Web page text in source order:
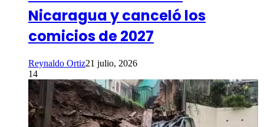
Nicaragua y canceló los
comicios de 2027
Reynaldo Ortiz21 julio, 2026
14